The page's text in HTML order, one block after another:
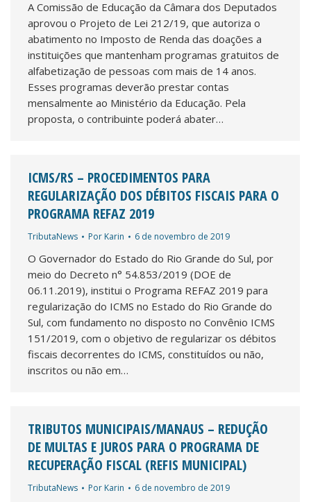
A Comissão de Educação da Câmara dos Deputados
aprovou o Projeto de Lei 212/19, que autoriza o
abatimento no Imposto de Renda das doações a
instituições que mantenham programas gratuitos de
alfabetização de pessoas com mais de 14 anos.
Esses programas deverão prestar contas
mensalmente ao Ministério da Educação. Pela
proposta, o contribuinte poderá abater…
ICMS/RS – PROCEDIMENTOS PARA
REGULARIZAÇÃO DOS DÉBITOS FISCAIS PARA O
PROGRAMA REFAZ 2019
TributaNews Por Karin 6 de novembro de 2019
O Governador do Estado do Rio Grande do Sul, por
meio do Decreto n° 54.853/2019 (DOE de
06.11.2019), institui o Programa REFAZ 2019 para
regularização do ICMS no Estado do Rio Grande do
Sul, com fundamento no disposto no Convênio ICMS
151/2019, com o objetivo de regularizar os débitos
fiscais decorrentes do ICMS, constituídos ou não,
inscritos ou não em…
TRIBUTOS MUNICIPAIS/MANAUS – REDUÇÃO
DE MULTAS E JUROS PARA O PROGRAMA DE
RECUPERAÇÃO FISCAL (REFIS MUNICIPAL)
TributaNews Por Karin 6 de novembro de 2019